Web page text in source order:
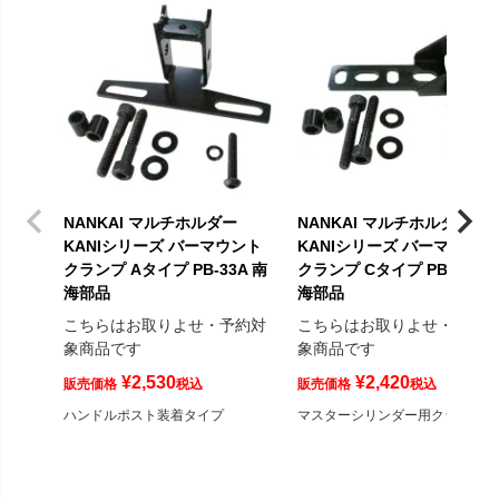
NANKAI マルチホルダー
KANIシリーズ バーマウント
クランプ Aタイプ PB-33A 南
海部品
こちらはお取りよせ・予約対
象商品です
販売価格 ¥2,530税込
ハンドルポスト装着タイプ
NANKAI マルチホルダー
KANIシリーズ バーマウント
クランプ Cタイプ PB-33C
海部品
こちらはお取りよせ・予約対
象商品です
販売価格 ¥2,420税込
マスターシリンダー用クランプ